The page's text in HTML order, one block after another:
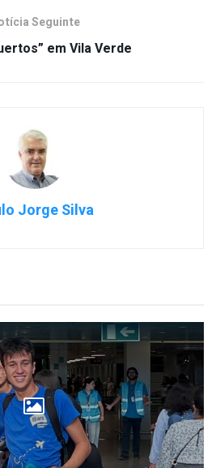
Seguinte
em Vila Verde
Jorge Silva